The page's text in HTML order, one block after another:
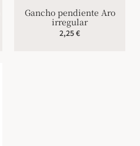
Gancho pendiente Aro
irregular
2,25€